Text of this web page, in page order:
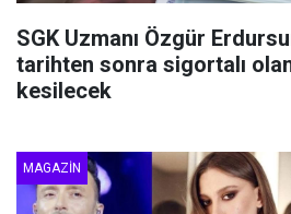
SGK Uzmanı Özgür
tarihten sonra sigortalı
kesilecek
MAGAZIN